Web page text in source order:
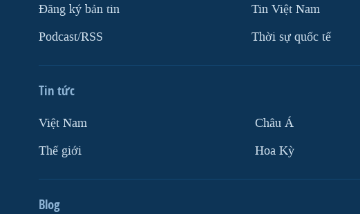
Ðăng ký bản tin
Podcast/RSS
Tin Việt Nam
Thời sự quốc tế
Tin tức
Việt Nam
Thế giới
Châu Á
Hoa Kỳ
Blog